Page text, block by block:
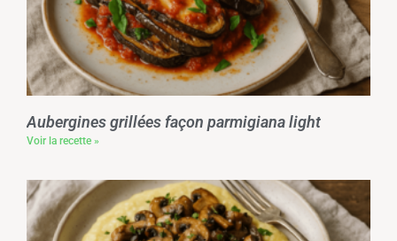
Aubergines grillées façon parmigiana light
Voir la recette »